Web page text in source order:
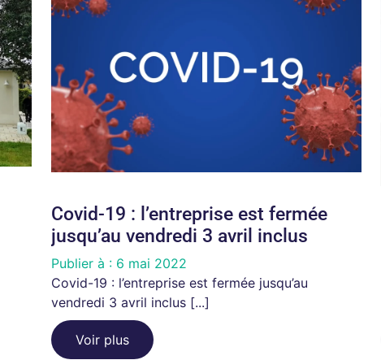
Covid-19 : l’entreprise est fermée
jusqu’au vendredi 3 avril inclus
Publier à : 6 mai 2022
Covid-19 : l’entreprise est fermée jusqu’au
vendredi 3 avril inclus [...]
Voir plus